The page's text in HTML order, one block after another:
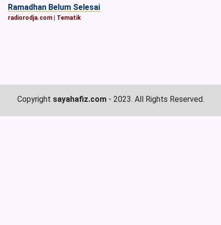
Ramadhan Belum Selesai
radiorodja.com Tematik
Copyright sayahafiz.com- 2023. All Rights Reserved.